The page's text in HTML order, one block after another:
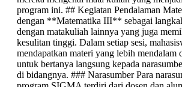
program ini. ## Kegiatan Pendalaman
dengan **Matematika III** sebagai
dengan matakuliah lainnya yang juga
kesulitan tinggi. Dalam setiap sesi,
mendapatkan materi yang lebih mendalam
untuk bertanya langsung kepada
di bidangnya. ### Narasumber Para